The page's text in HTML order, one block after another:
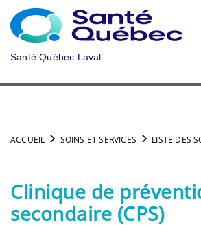
Aller au menu principal
Santé Québec Laval
ACCUEIL SOINS ET SERVICES LISTE DES
Clinique de
secondaire (CPS)